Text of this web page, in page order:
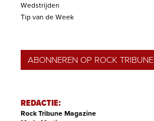
Wedstrijden
Tip van de Week
ABONNEREN OP ROCK TRIBUNE
REDACTIE:
Rock Tribune Magazine